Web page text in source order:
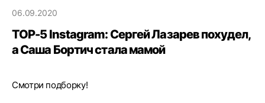
06.09.2020
TOP-5 Instagram: Сергей Лазарев похудел,
а Саша Бортич стала мамой
Смотри подборку!